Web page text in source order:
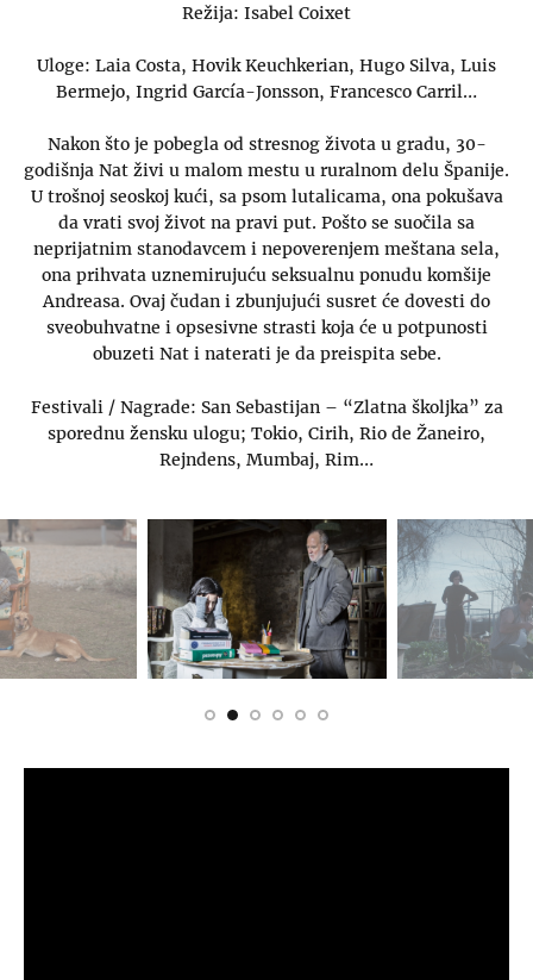
Režija: Isabel Coixet
Uloge: Laia Costa, Hovik Keuchkerian, Hugo Silva, Luis
Bermejo, Ingrid García-Jonsson, Francesco Carril…
Nakon što je pobegla od stresnog života u gradu, 30-
godišnja Nat živi u malom mestu u ruralnom delu Španije.
U trošnoj seoskoj kući, sa psom lutalicama, ona pokušava
da vrati svoj život na pravi put. Pošto se suočila sa
neprijatnim stanodavcem i nepoverenjem meštana sela,
ona prihvata uznemirujuću seksualnu ponudu komšije
Andreasa. Ovaj čudan i zbunjujući susret će dovesti do
sveobuhvatne i opsesivne strasti koja će u potpunosti
obuzeti Nat i naterati je da preispita sebe.
Festivali / Nagrade: San Sebastijan – “Zlatna školjka” za
sporednu žensku ulogu; Tokio, Cirih, Rio de Žaneiro,
Rejndens, Mumbaj, Rim…